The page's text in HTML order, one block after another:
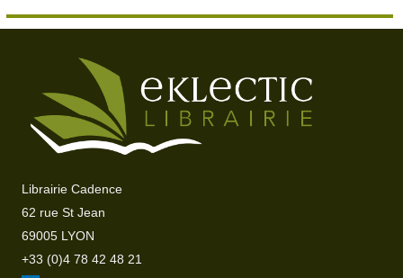
Librairie Cadence
62 rue St Jean
69005 LYON
+33 (0)4 78 42 48 21